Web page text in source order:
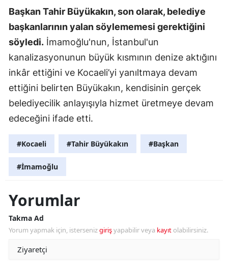
Başkan Tahir Büyükakın, son olarak, belediye
başkanlarının yalan söylememesi gerektiğini
söyledi. İmamoğlu'nun, İstanbul'un
kanalizasyonunun büyük kısmının denize aktığını
inkâr ettiğini ve Kocaeli’yi yanıltmaya devam
ettiğini belirten Büyükakın, kendisinin gerçek
belediyecilik anlayışıyla hizmet üretmeye devam
edeceğini ifade etti.
#Kocaeli #Tahir Büyükakın #Başkan
#İmamoğlu
Yorumlar
Takma Ad
Yorum yapmak için, istersenizgirişyapabilir veya kayıt olabilirsiniz.